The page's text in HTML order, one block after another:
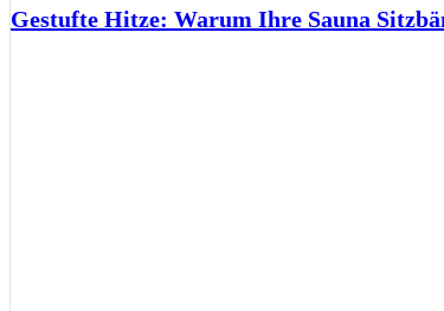
Gestufte Hitze: Warum Ihre Sauna